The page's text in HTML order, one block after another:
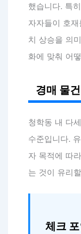
했습니다. 특
자자들이 호
치 상승을 의
화에 맞춰 어
경매 물
청학동 내 다
수준입니다.
자 목적에 따
는 것이 유리
체크